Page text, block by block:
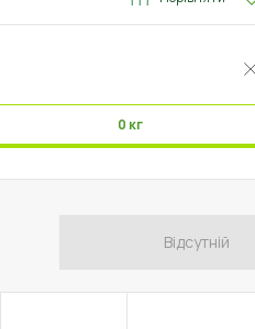
0 кг
Відсутній